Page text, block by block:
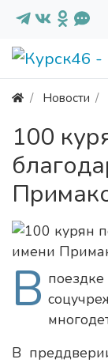
Новости
100
В
В